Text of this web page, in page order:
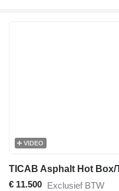
VIDEO
€ 11.500 Exclusief BTW